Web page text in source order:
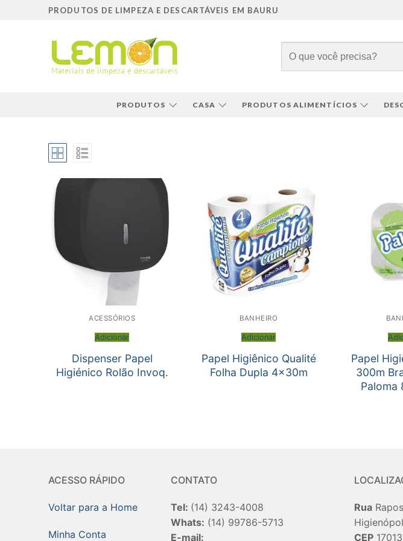
PRODUTOS DE LIMPEZA E DESCARTÁVEIS EM BAURU
por:
PRODUTOS CASA PRODUTOS ALIMENTÍCIOS
ACESSÓRIOS
Adicionar
Dispenser Papel
Higiénico Rolão Invoq.
BANHEIRO
Adicionar
Papel Higiênico Qualité
Folha Dupla 4x30m
Papel
300m
Paloma
ACESSO RÁPIDO
Voltar para a Home
Minha Conta
CONTATO
Tel: (14) 3243-4008
Whats: (14) 99786-5713
E-mail:
Rua
CEP